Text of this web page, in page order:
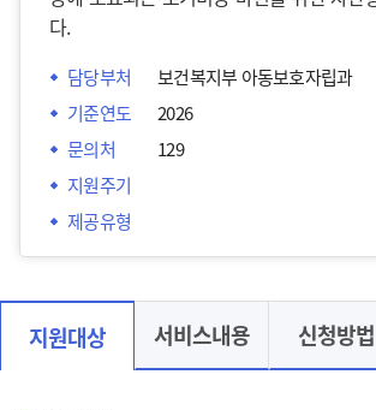
다.
담당부처
보건복지부 아동보호자립과
기준연도
2026
문의처
129
지원주기
제공유형
지원대상 서비스내용 신청방법